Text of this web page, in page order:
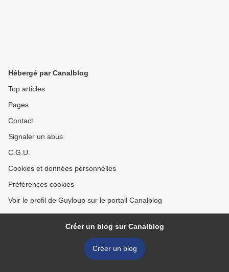
Hébergé par Canalblog
Top articles
Pages
Contact
Signaler un abus
C.G.U.
Cookies et données personnelles
Préférences cookies
Voir le profil de Guyloup sur le portail Canalblog
Créer un blog sur Canalblog
Créer un blog